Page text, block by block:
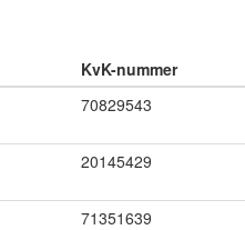
KvK-nummer
70829543
20145429
71351639